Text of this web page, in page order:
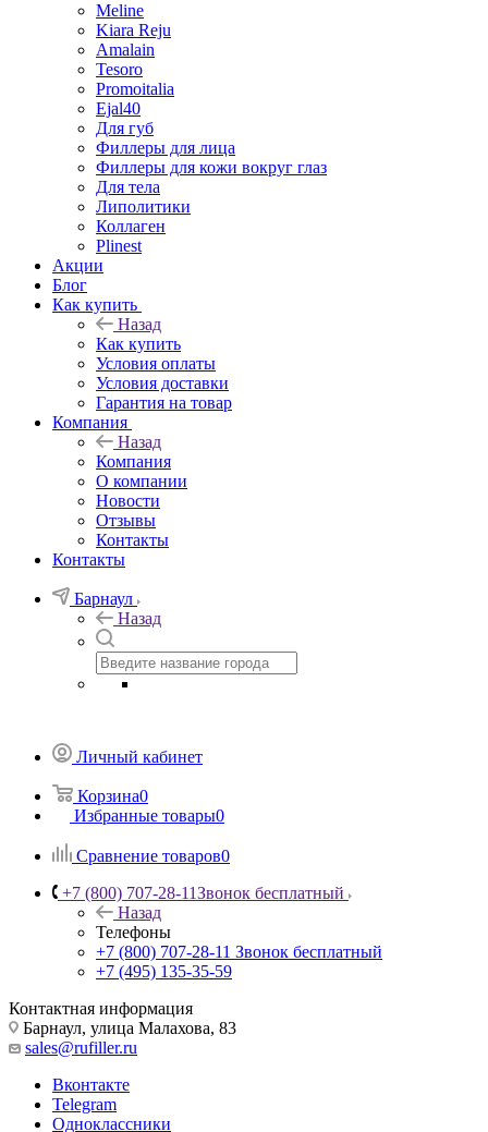
Meline
Kiara Reju
Amalain
Tesoro
Promoitalia
Ejal40
Для губ
Филлеры для лица
Филлеры для кожи вокруг глаз
Для тела
Липолитики
Коллаген
Plinest
Акции
Блог
Как купить
Назад
Как купить
Условия оплаты
Условия доставки
Гарантия на товар
Компания
Назад
Компания
О компании
Новости
Отзывы
Контакты
Контакты
Барнаул
Назад
Личный кабинет
Корзина0
Избранные товары0
Сравнение товаров0
+7 (800) 707-28-11Звонок бесплатный
Назад
Телефоны
+7 (800) 707-28-11 Звонок бесплатный
+7 (495) 135-35-59
Контактная информация
Барнаул, улица Малахова, 83
sales@rufiller.ru
Вконтакте
Telegram
Одноклассники